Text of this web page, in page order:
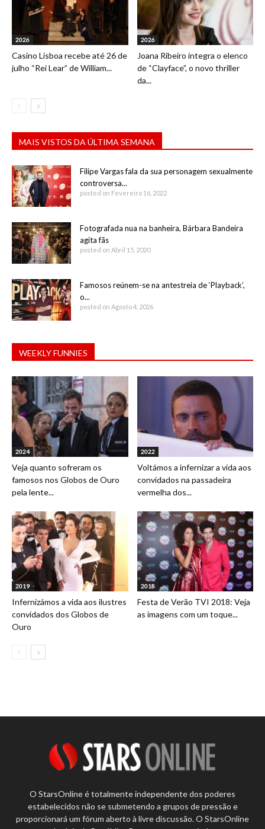
2026
Casino Lisboa recebe até 26 de
julho “Rei Lear” de William...
2026
Joana Ribeiro integra o elenco
de “Clayface”, o novo thriller
da...
MAIS VISTOS DA ÚLTIMA SEMANA
Filipe Vargas fala da sua personagem sexualmente
controversa...
posted on Fevereiro 16, 2022
Fotografada nua na banheira, Bárbara Bandeira
agita fãs
posted on Abril 15, 2020
Famosos reúnem-se na antestreia de ‘Playback’,
o...
posted on Agosto 4, 2026
WEEKLY FUNNIES
2024
Veja quanto sofreram os
famosos nos Globos de Ouro
pela lente...
2022
Voltámos a infernizar a vida aos
convidados na passadeira
vermelha dos...
2019
Infernizámos a vida aos ilustres
convidados dos Globos de
Ouro
2018
Festa de Verão TVI 2018: Veja
as imagens com um toque...
O StarsOnline é totalmente independente dos poderes
estabelecidos não se submetendo a grupos de pressão e
proporcionará um fórum aberto à livre discussão. O StarsOnline